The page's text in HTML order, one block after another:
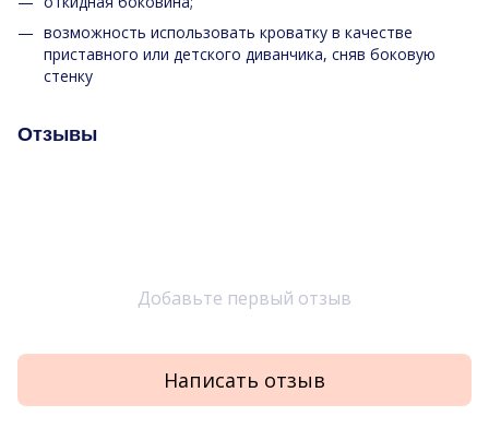
возможность использовать кроватку в качестве
приставного или детского диванчика, сняв боковую
стенку
Отзывы
Добавьте первый отзыв
Написать отзыв